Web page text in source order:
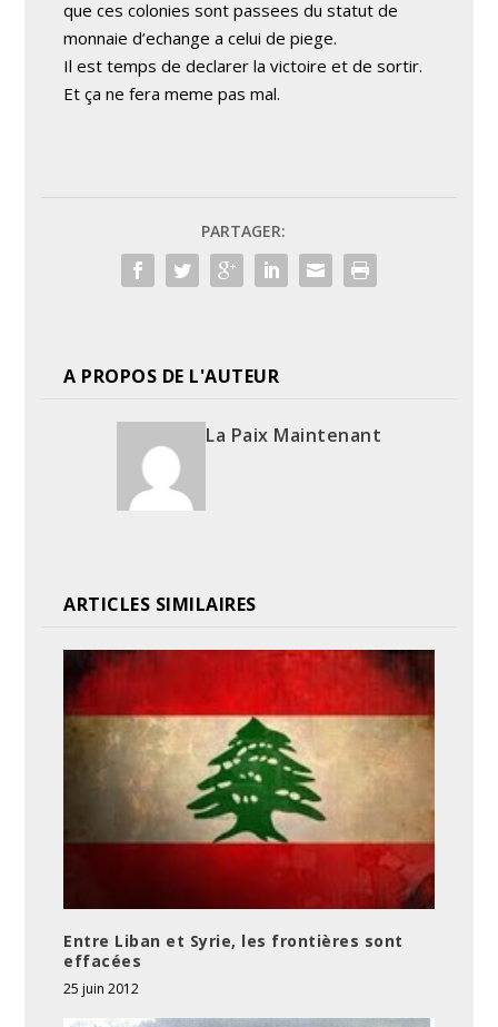
que ces colonies sont passees du statut de
monnaie d’echange a celui de piege.
Il est temps de declarer la victoire et de sortir.
Et ça ne fera meme pas mal.
PARTAGER:
A PROPOS DE L'AUTEUR
La Paix Maintenant
ARTICLES SIMILAIRES
Entre Liban et Syrie, les frontières sont
effacées
25 juin 2012